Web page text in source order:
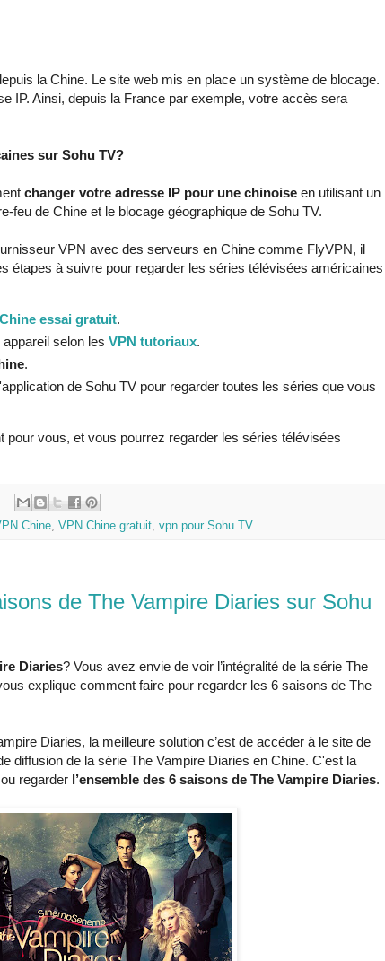
la Chine. Le site web mis en place un système de blocage.
IP. Ainsi, depuis la France par exemple, votre accès sera
sur Sohu TV?
changer votre adresse IP pour une chinoise en utilisant un
feu de Chine et le blocage géographique de Sohu TV.
VPN avec des serveurs en Chine comme FlyVPN, il
étapes à suivre pour regarder les séries télévisées américaines
essai gratuit.
selon les VPN tutoriaux.
.
de Sohu TV pour regarder toutes les séries que vous
vous, et vous pourrez regarder les séries télévisées
Chine, VPN Chine gratuit, vpn pour Sohu TV
de The Vampire Diaries sur Sohu
Diaries? Vous avez envie de voir l’intégralité de la série The
explique comment faire pour regarder les 6 saisons de The
Diaries, la meilleure solution c’est de accéder à le site de
diffusion de la série The Vampire Diaries en Chine. C'est la
regarder l’ensemble des 6 saisons de The Vampire Diaries.